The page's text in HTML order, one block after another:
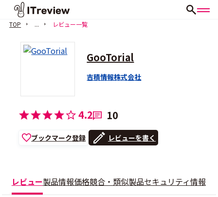
TOP ... レビュー一覧
GooTorial
吉積情報株式会社
4.2 10
ブックマーク登録 レビューを書く
レビュー製品情報価格競合・類似製品セキュリティ情報